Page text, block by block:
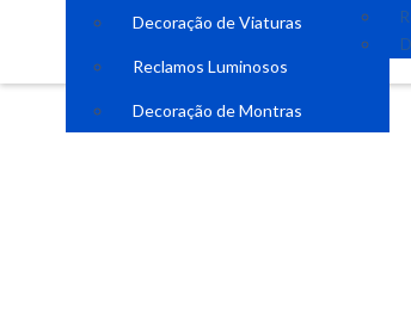
Decoração de Viaturas
Reclamos Luminosos
Decoração de Montras